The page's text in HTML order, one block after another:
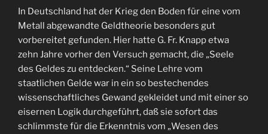
In Deutschland hat der Krieg den Boden für eine vom
Metall abgewandte Geldtheorie besonders gut
vorbereitet gefunden. Hier hatte G. Fr. Knapp etwa
zehn Jahre vorher den Versuch gemacht, die „Seele
des Geldes zu entdecken.“ Seine Lehre vom
staatlichen Gelde war in ein so bestechendes
wissenschaftliches Gewand gekleidet und mit einer so
eisernen Logik durchgeführt, daß sie sofort das
schlimmste für die Erkenntnis vom „Wesen des